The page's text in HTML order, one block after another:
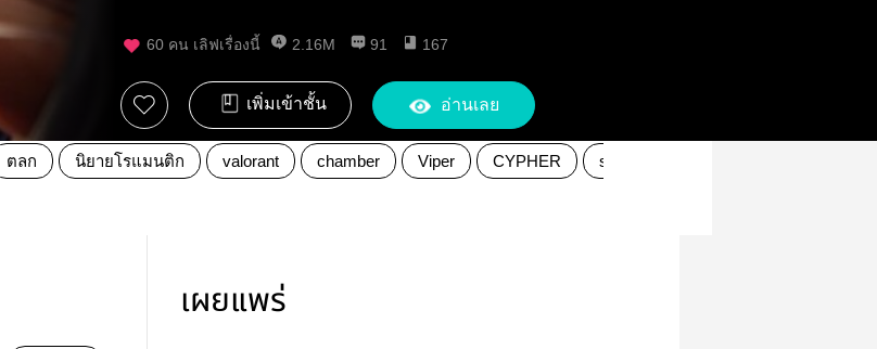
60 คน เลิฟเรื่องนี้ 2.16M 91 167
เพิ่มเข้าชั้น อ่านเลย
ตลก นิยายโรแมนติก valorant chamber Viper CYPHER sage
เผยแพร่